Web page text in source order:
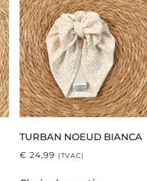
TURBAN NOEUD BIANCA
€ 24,99 (TVAC)